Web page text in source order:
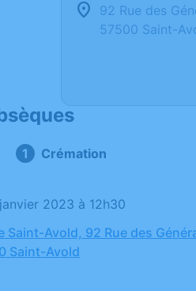
92 Rue des
57500 Saint-
Crémation
janvier 2023 à 12h30
Saint-Avold, 92 Rue des
Saint-Avold